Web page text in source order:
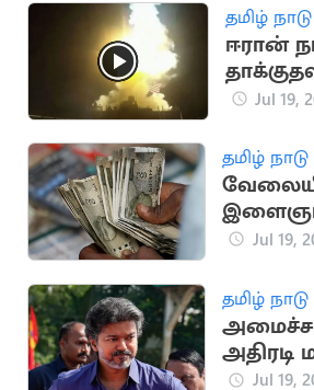
தமிழ் நாடு
ஈரான்
Jul 19,
தமிழ் நாடு
ஜாக்பாட்!
ரூ.4,000
Jul 19,
தமிழ் நாடு
அதிரடி
Jul 19,